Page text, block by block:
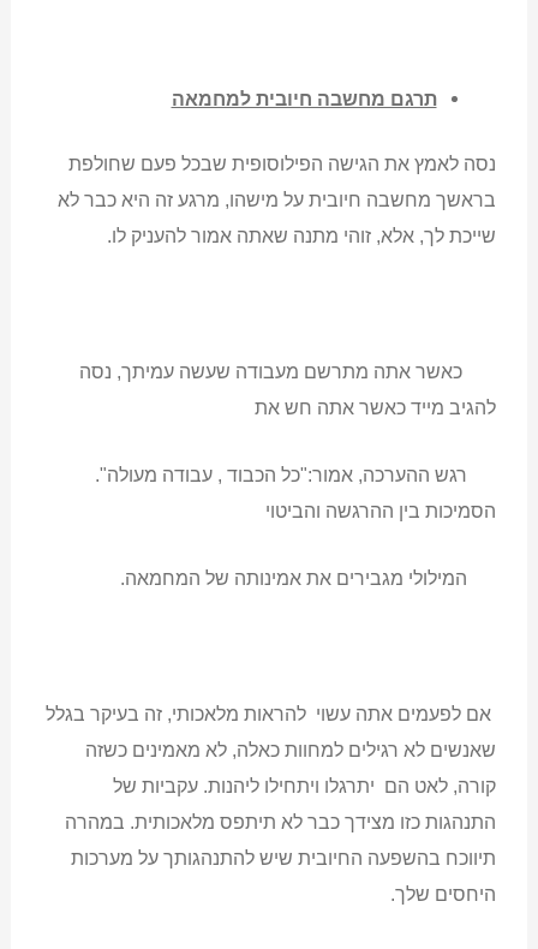
תרגם מחשבה חיובית למחמאה
נסה לאמץ את הגישה הפילוסופית שבכל פעם שחולפת
בראשך מחשבה חיובית על מישהו, מרגע זה היא כבר לא
שייכת לך, אלא, זוהי מתנה שאתה אמור להעניק לו.
כאשר אתה מתרשם מעבודה שעשה עמיתך, נסה
להגיב מייד כאשר אתה חש את
רגש ההערכה, אמור:"כל הכבוד , עבודה מעולה".
הסמיכות בין ההרגשה והביטוי
המילולי מגבירים את אמינותה של המחמאה.
אם לפעמים אתה עשוי להראות מלאכותי, זה בעיקר בגלל
שאנשים לא רגילים למחוות כאלה, לא מאמינים כשזה
קורה, לאט הם יתרגלו ויתחילו ליהנות. עקביות של
התנהגות כזו מצידך כבר לא תיתפס מלאכותית. במהרה
תיווכח בהשפעה החיובית שיש להתנהגותך על מערכות
היחסים שלך.